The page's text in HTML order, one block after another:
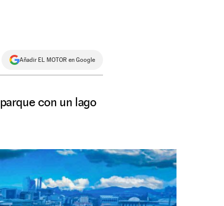
Añadir EL MOTOR en Google
con un lago